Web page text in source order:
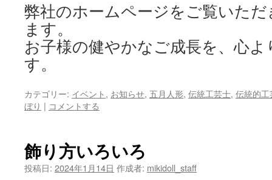
弊社のホームページをご覧いた
ます。
お子様の健やかなご成長を、心
す。
カテゴリー: イベント, お知らせ, 五月人形, 伝統工芸士, 伝統的工
ぼり | コメントする
飾り方いろいろ
投稿日: 2024年1月14日 作成者: mikidoll_staff